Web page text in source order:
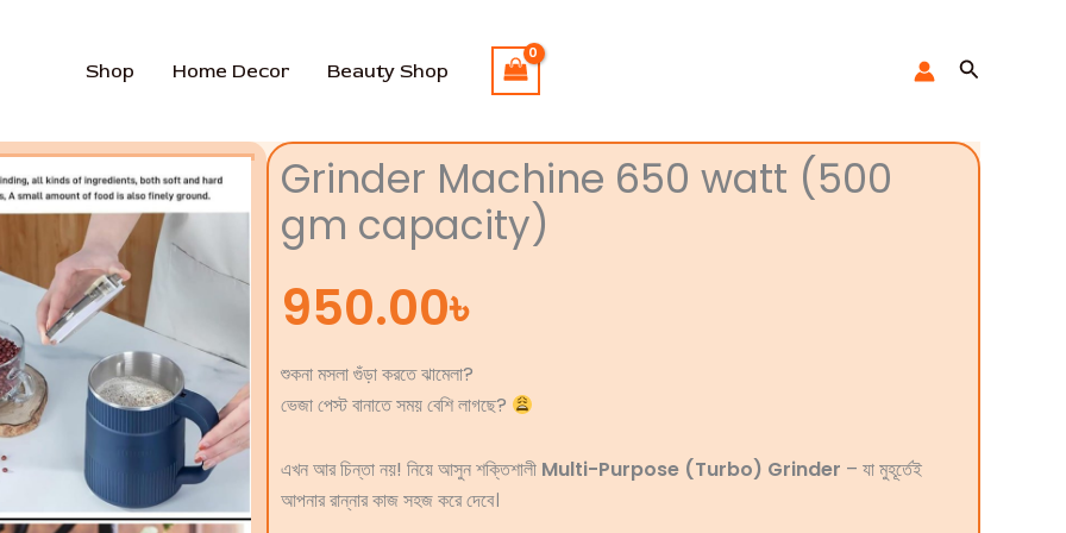
Shop Home Decor Beauty Shop Search
Grinder Machine 650 watt (500
gm capacity)
950.00৳
শুকনা মসলা গুঁড়া করতে ঝামেলা?
ভেজা পেস্ট বানাতে সময় বেশি লাগছে?
এখন আর চিন্তা নয়! নিয়ে আসুন শক্তিশালী Multi-Purpose (Turbo) Grinder – যা মুহূর্তেই
আপনার রান্নার কাজ সহজ করে দেবে।